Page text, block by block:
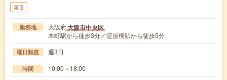
派遣
勤務地 大阪府大阪市中央区
本町駅から徒歩3分／淀屋橋駅から徒歩5分
曜日頻度 週3日
時間 10:00～18:00